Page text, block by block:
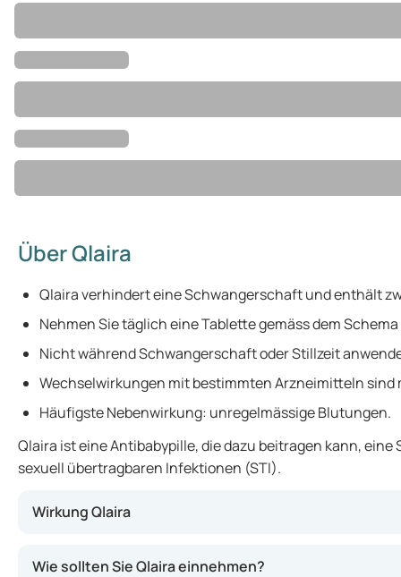
Über Qlaira
Qlaira verhindert eine Schwangerschaft und enthält
Nehmen Sie täglich eine Tablette gemäss dem
Nicht während Schwangerschaft oder Stillzeit
Wechselwirkungen mit bestimmten Arzneimitteln sind
Häufigste Nebenwirkung: unregelmässige Blutungen.
Qlaira ist eine Antibabypille, die dazu beitragen kann,
sexuell übertragbaren Infektionen (STI).
Wirkung Qlaira
Wie sollten Sie Qlaira einnehmen?